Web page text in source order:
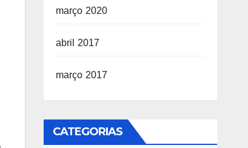
março 2020
abril 2017
março 2017
CATEGORIAS